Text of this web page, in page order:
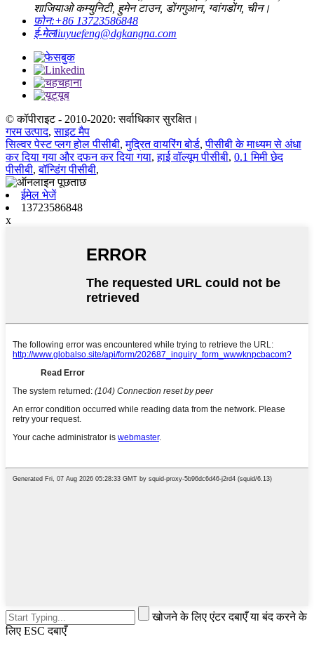
शाजियाओ कम्युनिटी, हुमेन टाउन, डोंगगुआन, ग्वांगडोंग, चीन।
फ़ोन:+86 13723586848
ई-मेलliuyuefeng@dgkangna.com
© कॉपीराइट - 2010-2020: सर्वाधिकार सुरक्षित।
गरम उत्पाद,साइट मैप
सिल्वर पेस्ट प्लग होल पीसीबी,मुद्रित वायरिंग बोर्ड,पीसीबी के माध्यम से अंधा
कर दिया गया और दफन कर दिया गया,हाई वॉल्यूम पीसीबी, 0.1 मिमी छेद
पीसीबी,बॉन्डिंग पीसीबी,
ईमेल भेजें
13723586848
x
खोजने के लिए एंटर दबाएँ या बंद करने के
लिए ESC दबाएँ